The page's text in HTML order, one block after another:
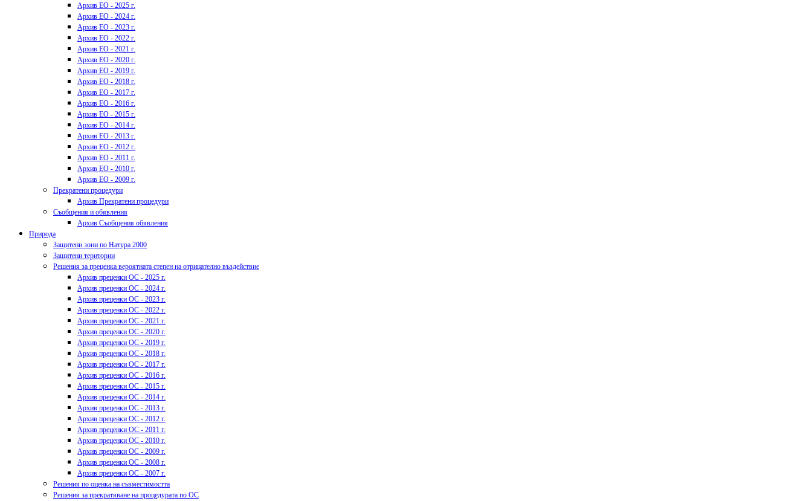
Архив ЕО - 2025 г.
Архив ЕО - 2024 г.
Архив ЕО - 2023 г.
Архив ЕО - 2022 г.
Архив ЕО - 2021 г.
Архив ЕО - 2020 г.
Архив ЕО - 2019 г.
Архив ЕО - 2018 г.
Архив ЕО - 2017 г.
Архив ЕО - 2016 г.
Архив ЕО - 2015 г.
Архив ЕО - 2014 г.
Архив ЕО - 2013 г.
Архив ЕО - 2012 г.
Архив ЕО - 2011 г.
Архив ЕО - 2010 г.
Архив ЕО - 2009 г.
Прекратени процедури
Архив Прекратени процедури
Съобщения и обявления
Архив Съобщения обявления
Природа
Защитени зони по Натура 2000
Защитени територии
Решения за преценка вероятната степен на отрицателно въздействие
Архив преценки ОС - 2025 г.
Архив преценки ОС - 2024 г.
Архив преценки ОС - 2023 г.
Архив преценки ОС - 2022 г.
Архив преценки ОС - 2021 г.
Архив преценки ОС - 2020 г.
Архив преценки ОС - 2019 г.
Архив преценки ОС - 2018 г.
Архив преценки ОС - 2017 г.
Архив преценки ОС - 2016 г.
Архив преценки ОС - 2015 г.
Архив преценки ОС - 2014 г.
Архив преценки ОС - 2013 г.
Архив преценки ОС - 2012 г.
Архив преценки ОС - 2011 г.
Архив преценки ОС - 2010 г.
Архив преценки ОС - 2009 г.
Архив преценки ОС - 2008 г.
Архив преценки ОС - 2007 г.
Решения по оценка на съвместимостта
Решения за прекратяване на процедурата по ОС